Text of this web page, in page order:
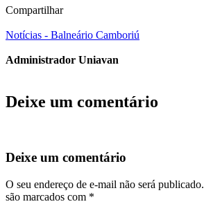
Compartilhar
Notícias - Balneário Camboriú
Administrador Uniavan
Deixe um comentário
Deixe um comentário
O seu endereço de e-mail não será publicado.
são marcados com *